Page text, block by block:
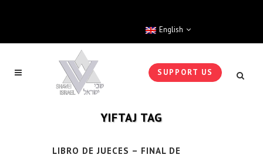
English
SUPPORT US
YIFTAJ TAG
LIBRO DE JUECES – FINAL DE